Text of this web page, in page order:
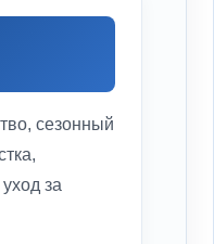
сезонный
за